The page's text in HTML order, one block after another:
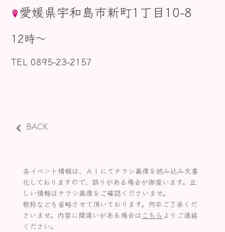
ディスコグラフィー
お知らせ
愛媛県宇和島市新町1丁目10-8
12時〜
TEL 0895-23-2157
BACK
各イベント情報は、ＡＩにてチラシ画像を読み込み文書
化しておりますので、誤りがある場合が御座います。正
しい情報はチラシ画像をご確認くださいませ。
敬称なども省略させて頂いております。何卒ご了承くだ
さいませ。内容に間違いがある場合は こちら よりご連絡
ください。